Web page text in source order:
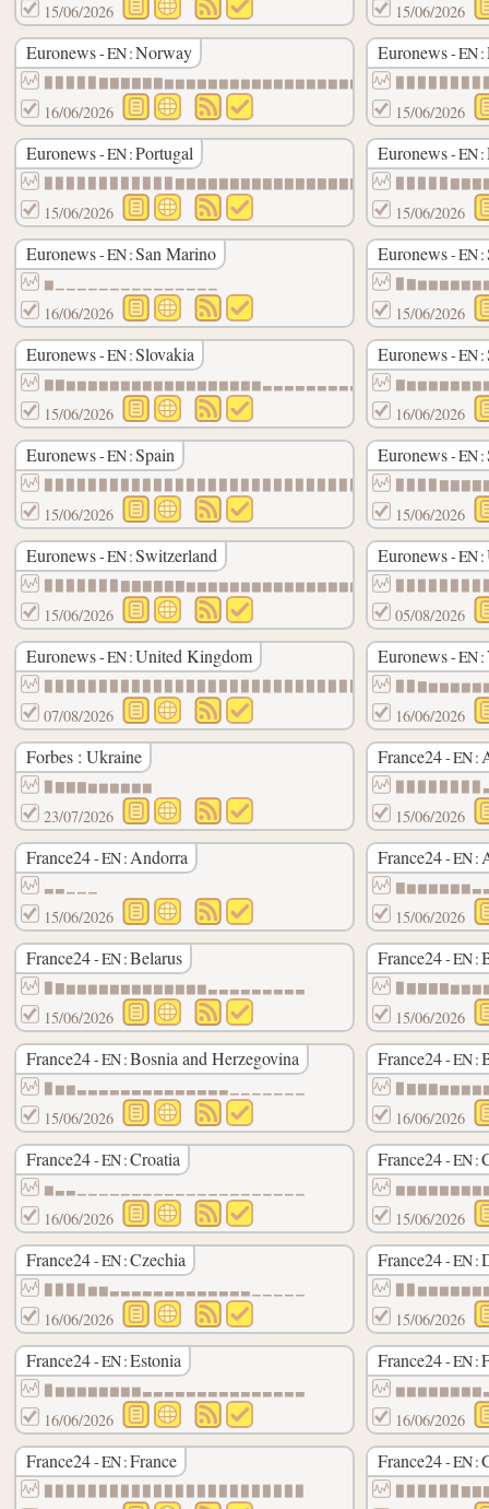
15/06/2026 15/06/2026
Euronews- EN :Norway
16/06/2026
Euronews- EN :
15/06/2026
Euronews- EN :Portugal
15/06/2026
Euronews- EN :
15/06/2026
Euronews- EN :San Marino
▆▁▁▁▁▁▁▁▁▁▁▁▁▁▁▁
16/06/2026
Euronews- EN :
15/06/2026
Euronews- EN :Slovakia
15/06/2026
Euronews- EN :
16/06/2026
Euronews- EN :Spain
15/06/2026
Euronews- EN :
15/06/2026
Euronews- EN :Switzerland
15/06/2026
Euronews- EN :
05/08/2026
Euronews- EN :United Kingdom
07/08/2026
Euronews- EN :
16/06/2026
Forbes : Ukraine
▉▇▇▇▆▆▆▆▆▆
23/07/2026
France24- EN :
15/06/2026
France24- EN : Andorra
▃▃▁▁▁
15/06/2026
France24- EN :
15/06/2026
France24- EN :Belarus
▉▇▆▆▆▆▆▆▆▆▆▆▆▆▆▃▃▃▃▃▃▃▃▃
15/06/2026
France24- EN :
15/06/2026
France24- EN :Bosnia and Herzegovina
▉▆▆▃▃▃▃▃▃▃▃▃▃▃▃▃▃▁▁▁▁▁▁▁
15/06/2026
France24- EN :
16/06/2026
France24- EN :Croatia
▆▃▃▁▁▁▁▁▁▁▁▁▁▁▁▁▁▁▁▁▁▁▁▁
16/06/2026
France24- EN :
15/06/2026
France24- EN :Czechia
▉▉▉▉▆▆▃▃▃▃▃▃▃▃▃▃▃▃▃▁▁▁▁▁
16/06/2026
France24- EN :
15/06/2026
France24- EN :Estonia
▉▆▆▆▆▆▆▆▆▃▃▃▃▃▃▃▃▃▃▃▃▃▃▃
16/06/2026
France24- EN :
16/06/2026
France24- EN :France France24- EN :